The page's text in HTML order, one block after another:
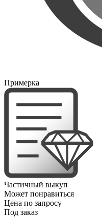
Примерка
Частичный выкуп
Может понравиться
Цена по запросу
Под заказ